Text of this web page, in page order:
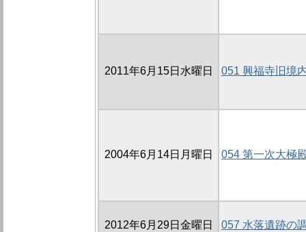
2011年6月15日水曜日 051 興福寺旧境
2004年6月14日月曜日 054 第一次大極
2012年6月29日金曜日 057 水落遺跡の